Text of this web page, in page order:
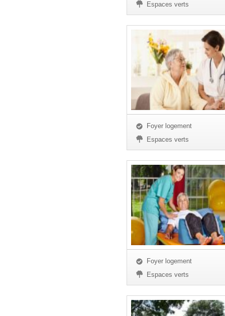
Espaces verts
Foyer logement
Espaces verts
Foyer logement
Espaces verts